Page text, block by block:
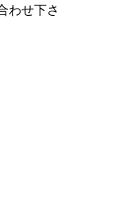
わせ下さ